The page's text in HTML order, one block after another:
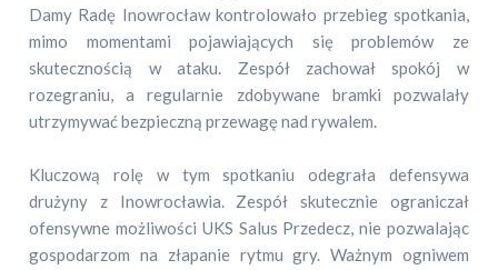
Damy Radę Inowrocław kontrolowało przebieg spotkania,
mimo momentami pojawiających się problemów ze
skutecznością w ataku. Zespół zachował spokój w
rozegraniu, a regularnie zdobywane bramki pozwalały
utrzymywać bezpieczną przewagę nad rywalem.
Kluczową rolę w tym spotkaniu odegrała defensywa
drużyny z Inowrocławia. Zespół skutecznie ograniczał
ofensywne możliwości UKS Salus Przedecz, nie pozwalając
gospodarzom na złapanie rytmu gry. Ważnym ogniwem